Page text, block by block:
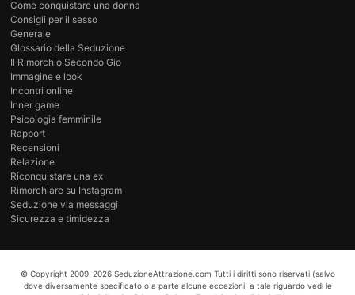
Come conquistare una donna
Consigli per il sesso
Generale
Glossario della Seduzione
Il Rimorchio Secondo Gio
Immagine e look
Incontri online
Inner game
Psicologia femminile
Rapport
Recensioni
Relazione
Riconquistare una ex
Rimorchiare su Instagram
Seduzione via messaggi
Sicurezza e timidezza
© Copyright 2009-2026 SeduzioneAttrazione.com Tutti i diritti sono riservati (salvo
dove diversamente specificato o a parte alcune eccezioni, a tale riguardo vedi le